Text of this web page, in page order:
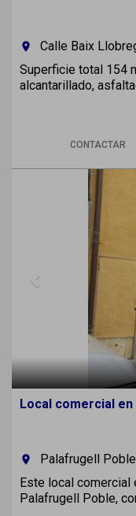
room
Calle Baix
Superficie total 154
alcantarillado,
CONTACTAR
Previous
Local comercial en
room
Palafrugell Poble
Este local comercial
Palafrugell Poble,